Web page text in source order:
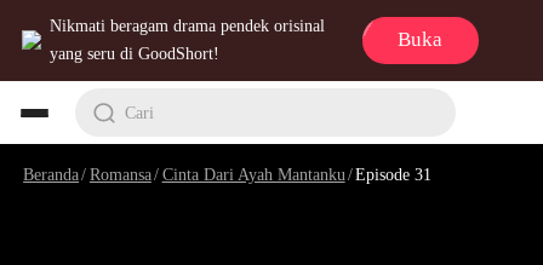
Nikmati beragam drama pendek orisinal
yang seru di GoodShort!
Buka
Cari
Beranda/Romansa/Cinta Dari Ayah Mantanku/Episode 31